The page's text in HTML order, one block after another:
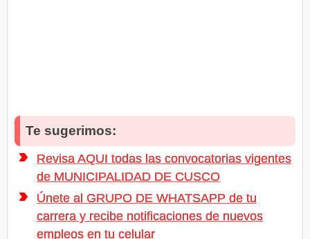
Te sugerimos:
Revisa AQUI todas las convocatorias vigentes
de MUNICIPALIDAD DE CUSCO
Únete al GRUPO DE WHATSAPP de tu
carrera y recibe notificaciones de nuevos
empleos en tu celular